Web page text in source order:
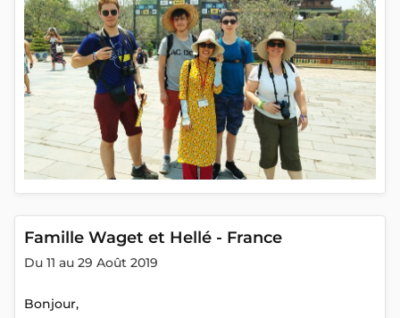
Famille Waget et Hellé - France
Du 11 au 29 Août 2019
Bonjour,